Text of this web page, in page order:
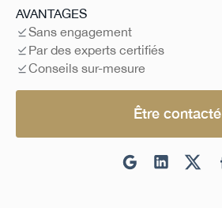
AVANTAGES
Sans engagement
Par des experts certifiés
Conseils sur-mesure
Être contacté